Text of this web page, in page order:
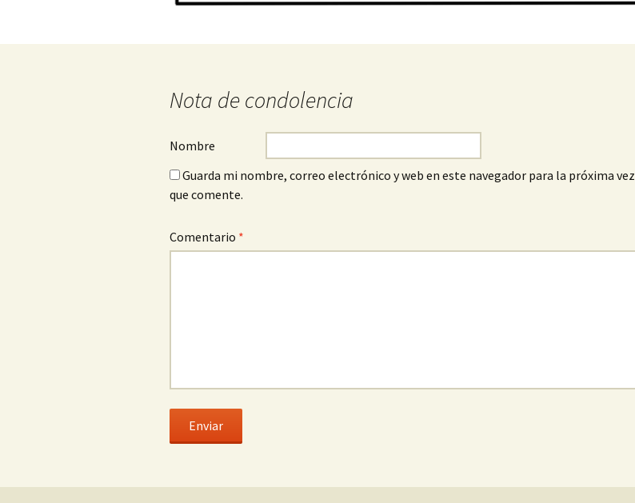
Nota de condolencia
Nombre
Guarda mi nombre, correo electrónico y web en este navegador para la próxima vez
que comente.
Comentario *